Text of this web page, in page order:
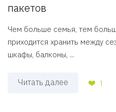
пакетов
Чем больше семья, тем
приходится хранить между
шкафы, балконы, ...
Читать далее 1